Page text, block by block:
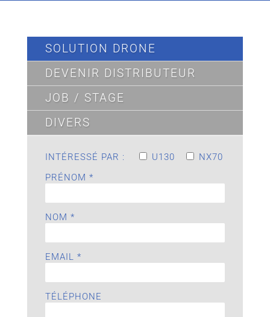
SOLUTION DRONE
DEVENIR DISTRIBUTEUR
JOB / STAGE
DIVERS
INTÉRESSÉ PAR : U130
NX70
PRÉNOM *
NOM *
EMAIL *
TÉLÉPHONE